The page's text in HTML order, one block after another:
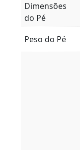
Dimensões
do Pé
Peso do Pé